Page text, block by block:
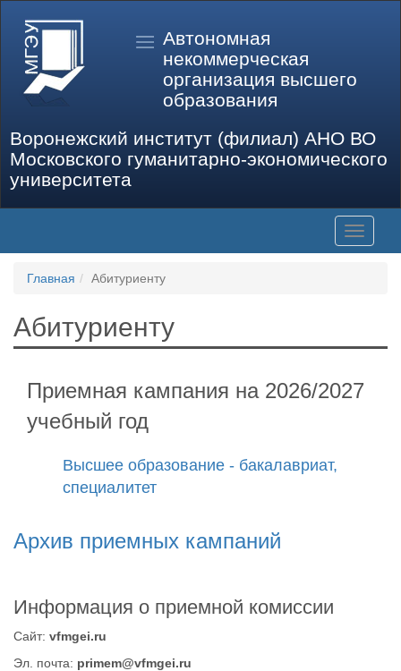
Автономная
некоммерческая
организация высшего
образования
Воронежский институт (филиал) АНО ВО
Московского гуманитарно-экономического
университета
Toggle
Главная
Абитуриенту
Абитуриенту
Приемная кампания на 2026/2027
учебный год
Высшее образование - бакалавриат,
специалитет
Архив приемных кампаний
Информация о приемной комиссии
Сайт: vfmgei.ru
Эл. почта: primem@vfmgei.ru